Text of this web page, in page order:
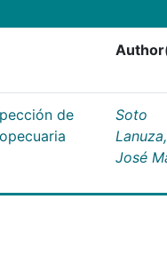
de
Soto
Lanuza,
José